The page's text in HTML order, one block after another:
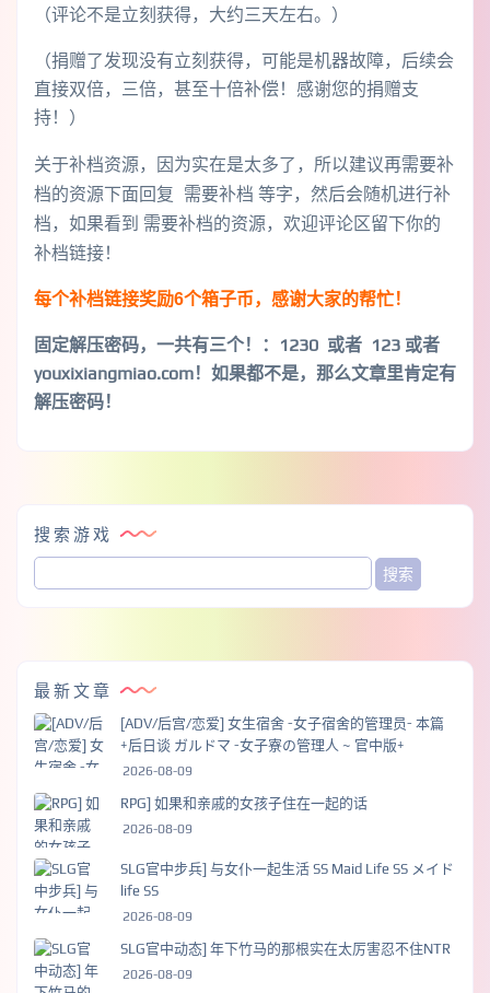
（评论不是立刻获得，大约三天左右。）
（捐赠了发现没有立刻获得，可能是机器故障，后续会
直接双倍，三倍，甚至十倍补偿！感谢您的捐赠支
持！）
关于补档资源，因为实在是太多了，所以建议再需要补
档的资源下面回复 需要补档 等字，然后会随机进行补
档，如果看到 需要补档的资源，欢迎评论区留下你的
补档链接！
每个补档链接奖励6个箱子币，感谢大家的帮忙！
固定解压密码，一共有三个！
：1230 或者 123 或者
youxixiangmiao.com！如果都不是，那么文章里肯定有
解压密码！
搜索游戏
最新文章
[ADV/后宫/恋爱] 女生宿舍 -女子宿舍的管理员- 本篇
+后日谈 ガルドマ -女子寮の管理人 ~ 官中版+
2026-08-09
RPG] 如果和亲戚的女孩子住在一起的话
2026-08-09
SLG官中步兵] 与女仆一起生活 SS Maid Life SS メイド
life SS
2026-08-09
SLG官中动态] 年下竹马的那根实在太厉害忍不住NTR
2026-08-09